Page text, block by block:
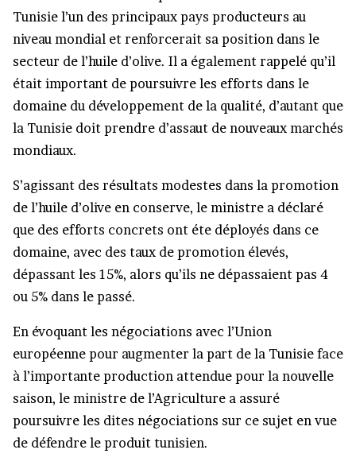
Tunisie l’un des principaux pays producteurs au
niveau mondial et renforcerait sa position dans le
secteur de l’huile d’olive. Il a également rappelé qu’il
était important de poursuivre les efforts dans le
domaine du développement de la qualité, d’autant que
la Tunisie doit prendre d’assaut de nouveaux marchés
mondiaux.
S’agissant des résultats modestes dans la promotion
de l’huile d’olive en conserve, le ministre a déclaré
que des efforts concrets ont éte déployés dans ce
domaine, avec des taux de promotion élevés,
dépassant les 15%, alors qu’ils ne dépassaient pas 4
ou 5% dans le passé.
En évoquant les négociations avec l’Union
européenne pour augmenter la part de la Tunisie face
à l’importante production attendue pour la nouvelle
saison, le ministre de l’Agriculture a assuré
poursuivre les dites négociations sur ce sujet en vue
de défendre le produit tunisien.